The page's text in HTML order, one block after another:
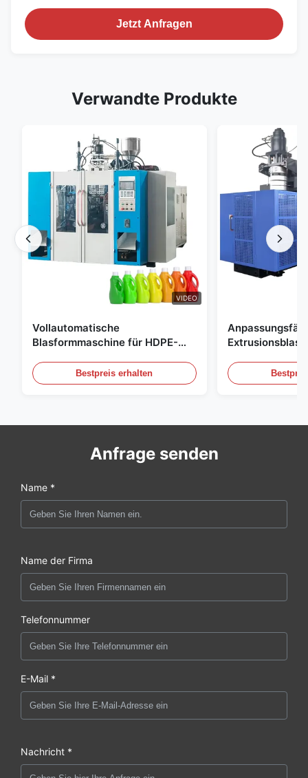
Jetzt Anfragen
Verwandte Produkte
VIDEO
Vollautomatische
Blasformmaschine für HDPE-
PE-FlaschenBestpreis erhalten
Blasformgeräte
Anfrage senden
Name *
Name der Firma
Telefonnummer
E-Mail *
Nachricht *